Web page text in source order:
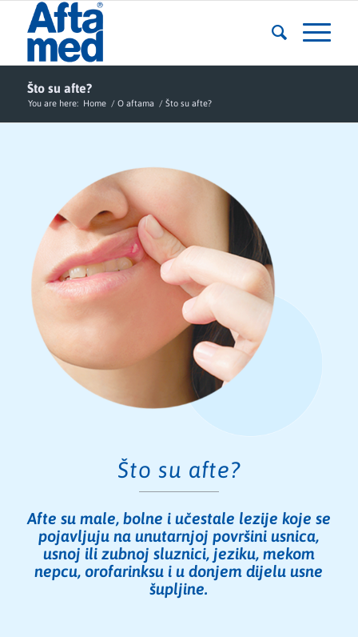
Što su afte?
You are here: Home / O aftama / Što su afte?
Što su afte?
Afte su male, bolne i učestale lezije koje se
pojavljuju na unutarnjoj površini usnica,
usnoj ili zubnoj sluznici, jeziku, mekom
nepcu, orofarinksu i u donjem dijelu usne
šupljine.